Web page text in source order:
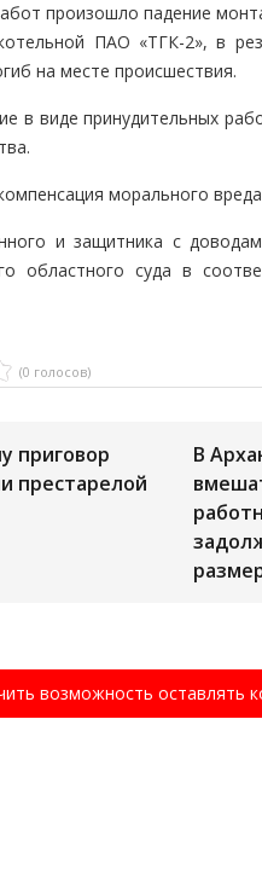
произошло падение
ПАО «ТГК-2», в
на месте происшествия.
в виде принудительных
морального
и защитника с
областного суда в
(0 голосов)
приговор
престарелой
В
возможность оставлять